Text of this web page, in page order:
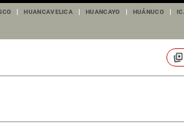
HUANCAVELICA HUANCAYO HUÁNUCO